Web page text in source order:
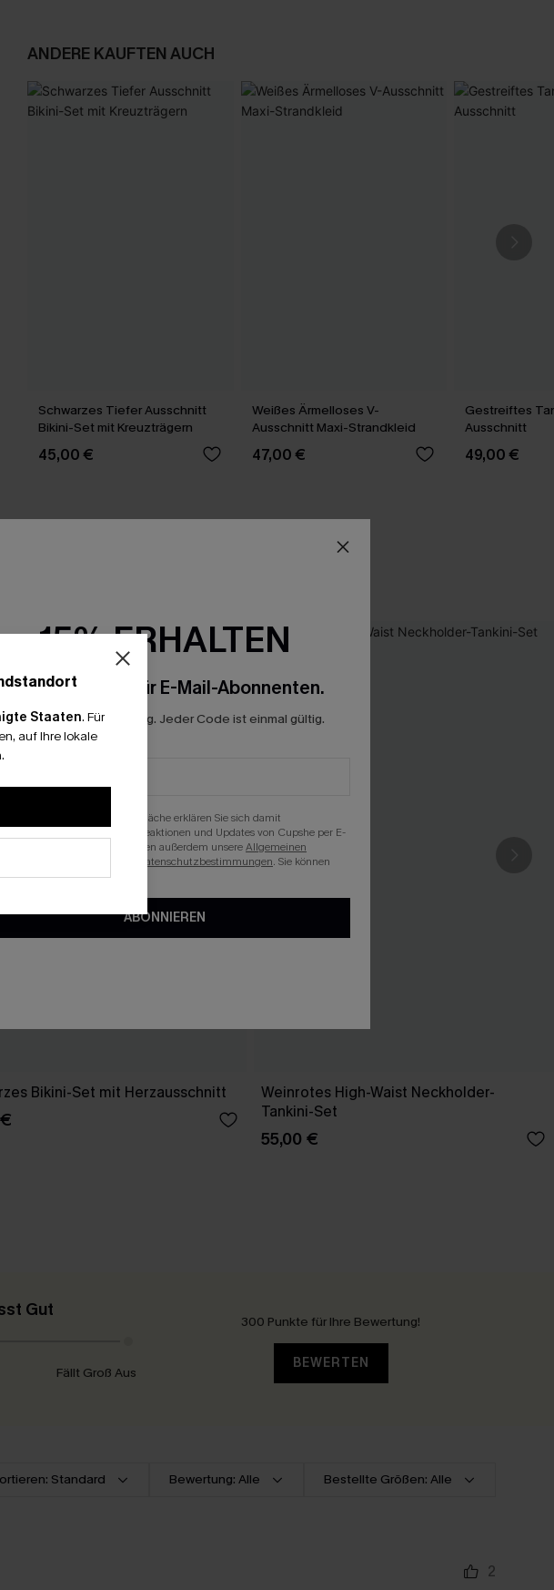
ANDERE KAUFTEN AUCH
Schwarzes Tiefer Ausschnitt
Bikini-Set mit Kreuzträgern
45,00 €
Weißes Ärmelloses V-
Ausschnitt Maxi-Strandkleid
47,00 €
Gestreiftes
Ausschnitt
49,00 €
Bikini-Set mit Herzausschnitt
Weinrotes High-Waist Neckholder-
Tankini-Set
55,00 €
Gut
Fällt Groß Aus
300 Punkte für Ihre Bewertung!
BEWERTEN
Standard Bewertung: Alle Bestellte Größen: Alle
2
Staaten. Für
auf Ihre lokale
15% ERHALTEN
15% ohne MBW für E-Mail-Abonnenten.
*Ein Code pro Bestellung. Jeder Code ist einmal gültig.
Mit dem Klick auf diese Schaltfläche erklären Sie sich damit
einverstanden, exklusive Werbeaktionen und Updates von Cupshe per E-
Mail zu erhalten. Sie akzeptieren außerdem unsereAllgemeinen
Datenschutzbestimmungen. Sie können
sich jederzeit abmelden.
ABONNIEREN